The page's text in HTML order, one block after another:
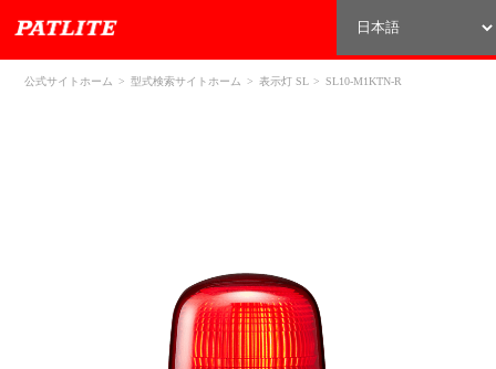
公式サイトホーム 型式検索サイトホーム 表示灯 SL SL10-M1KTN-R